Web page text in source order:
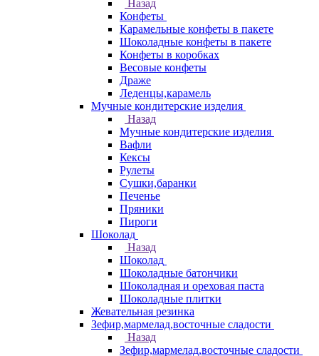
Назад
Конфеты
Карамельные конфеты в пакете
Шоколадные конфеты в пакете
Конфеты в коробках
Весовые конфеты
Драже
Леденцы,карамель
Мучные кондитерские изделия
Назад
Мучные кондитерские изделия
Вафли
Кексы
Рулеты
Сушки,баранки
Печенье
Пряники
Пироги
Шоколад
Назад
Шоколад
Шоколадные батончики
Шоколадная и ореховая паста
Шоколадные плитки
Жевательная резинка
Зефир,мармелад,восточные сладости
Назад
Зефир,мармелад,восточные сладости